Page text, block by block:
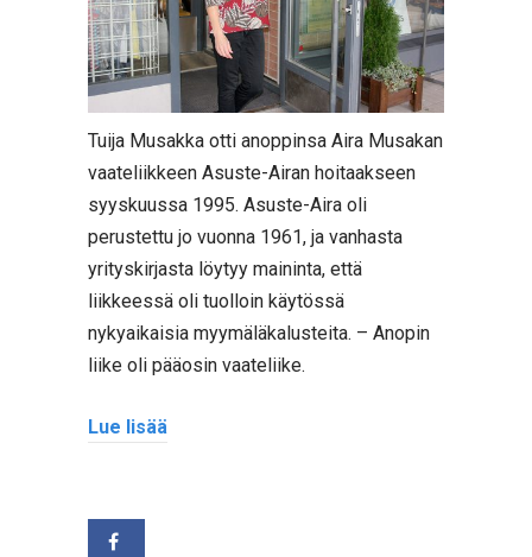
Tuija Musakka otti anoppinsa Aira Musakan
vaateliikkeen Asuste-Airan hoitaakseen
syyskuussa 1995. Asuste-Aira oli
perustettu jo vuonna 1961, ja vanhasta
yrityskirjasta löytyy maininta, että
liikkeessä oli tuolloin käytössä
nykyaikaisia myymäläkalusteita. – Anopin
liike oli pääosin vaateliike.
Lue lisää